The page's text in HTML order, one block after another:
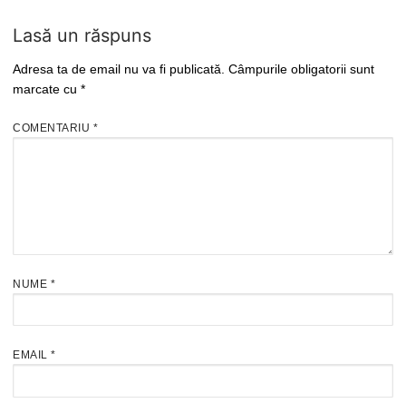
Lasă un răspuns
Adresa ta de email nu va fi publicată. Câmpurile obligatorii sunt
marcate cu *
COMENTARIU *
NUME *
EMAIL *